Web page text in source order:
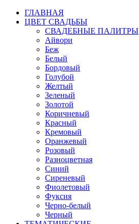
ГЛАВНАЯ
ЦВЕТ СВАДЬБЫ
СВАДЕБНЫЕ ПАЛИТРЫ
Айвори
Беж
Белый
Бордовый
Голубой
Желтый
Зеленый
Золотой
Коричневый
Красный
Кремовый
Оранжевый
Розовый
Разноцветная
Синий
Сиреневый
Фиолетовый
Фуксия
Черно-белый
Черный